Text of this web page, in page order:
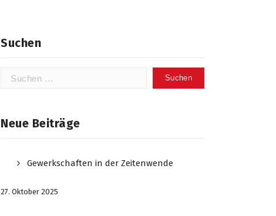
Suchen
Suchen
Neue Beiträge
Gewerkschaften in der Zeitenwende
27. Oktober 2025